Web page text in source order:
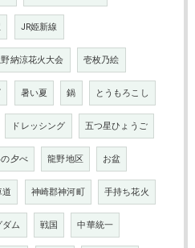
JR姫新線
納涼花火大会 壱枚乃絵
暑い夏 鍋 とうもろこし
ドレッシング 五つ星ひょうご
夕べ 龍野地区 お盆
道 神崎郡神河町 手持ち花火
ダム 戦国 中華統一